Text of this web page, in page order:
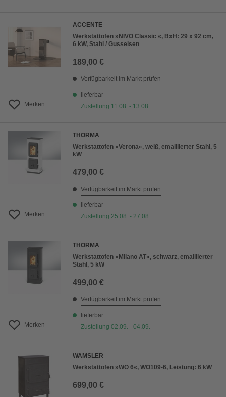
Merken
ACCENTE
Werkstattofen »NIVO Classic «, BxH: 29 x 92 cm,
6 kW, Stahl / Gusseisen
189,00 €
Verfügbarkeit im Markt prüfen
lieferbar
Zustellung 11.08. - 13.08.
Merken
THORMA
Werkstattofen »Verona«, weiß, emaillierter Stahl, 5
kW
479,00 €
Verfügbarkeit im Markt prüfen
lieferbar
Zustellung 25.08. - 27.08.
Merken
THORMA
Werkstattofen »Milano AT«, schwarz, emaillierter
Stahl, 5 kW
499,00 €
Verfügbarkeit im Markt prüfen
lieferbar
Zustellung 02.09. - 04.09.
WAMSLER
Werkstattofen »WO 6«, WO109-6, Leistung: 6 kW
699,00 €